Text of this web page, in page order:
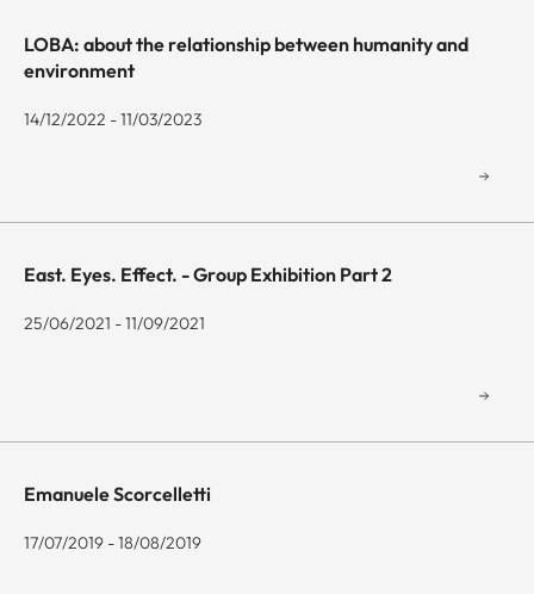
LOBA: about the relationship between humanity and
environment
14/12/2022 - 11/03/2023
East. Eyes. Effect. - Group Exhibition Part 2
25/06/2021 - 11/09/2021
Emanuele Scorcelletti
17/07/2019 - 18/08/2019